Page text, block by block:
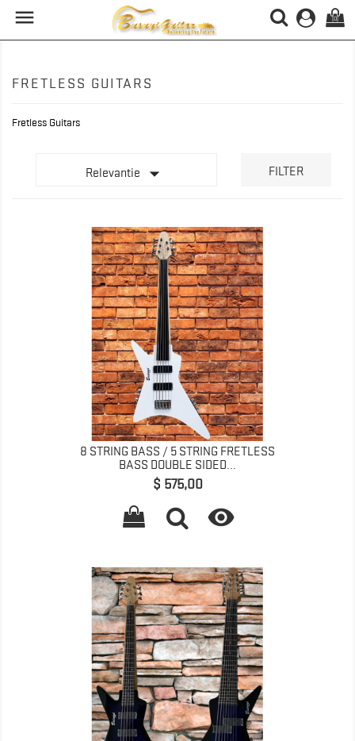
 (0)
FRETLESS GUITARS
Fretless Guitars
Relevantie  FILTER
8 STRING BASS / 5 STRING FRETLESS
BASS DOUBLE SIDED...
Prijs
$ 575,00
